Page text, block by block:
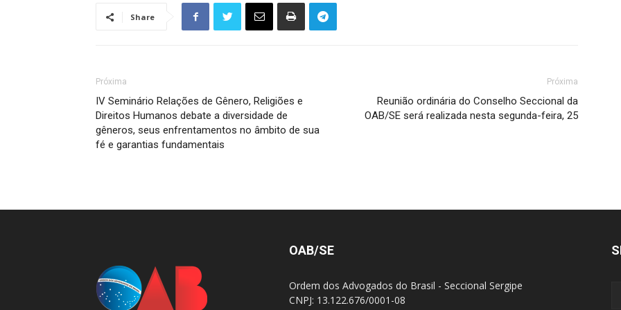
Share
Próxima
IV Seminário Relações de Gênero, Religiões e
Direitos Humanos debate a diversidade de
gêneros, seus enfrentamentos no âmbito de sua
fé e garantias fundamentais
Próxima
Reunião ordinária do Conselho Seccional da
OAB/SE será realizada nesta segunda-feira, 25
OAB/SE
Ordem dos Advogados do Brasil - Seccional Sergipe
CNPJ: 13.122.676/0001-08